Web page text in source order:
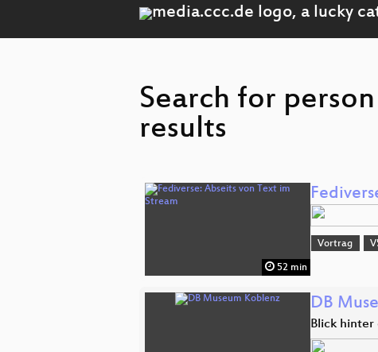
Search for
results
52 min
Vortrag
DB
Blick hinter